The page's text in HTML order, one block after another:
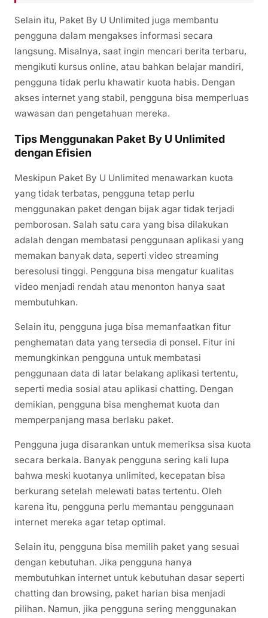
Selain itu, Paket By U Unlimited juga membantu
pengguna dalam mengakses informasi secara
langsung. Misalnya, saat ingin mencari berita terbaru,
mengikuti kursus online, atau bahkan belajar mandiri,
pengguna tidak perlu khawatir kuota habis. Dengan
akses internet yang stabil, pengguna bisa memperluas
wawasan dan pengetahuan mereka.
Tips Menggunakan Paket By U Unlimited
dengan Efisien
Meskipun Paket By U Unlimited menawarkan kuota
yang tidak terbatas, pengguna tetap perlu
menggunakan paket dengan bijak agar tidak terjadi
pemborosan. Salah satu cara yang bisa dilakukan
adalah dengan membatasi penggunaan aplikasi yang
memakan banyak data, seperti video streaming
beresolusi tinggi. Pengguna bisa mengatur kualitas
video menjadi rendah atau menonton hanya saat
membutuhkan.
Selain itu, pengguna juga bisa memanfaatkan fitur
penghematan data yang tersedia di ponsel. Fitur ini
memungkinkan pengguna untuk membatasi
penggunaan data di latar belakang aplikasi tertentu,
seperti media sosial atau aplikasi chatting. Dengan
demikian, pengguna bisa menghemat kuota dan
memperpanjang masa berlaku paket.
Pengguna juga disarankan untuk memeriksa sisa kuota
secara berkala. Banyak pengguna sering kali lupa
bahwa meski kuotanya unlimited, kecepatan bisa
berkurang setelah melewati batas tertentu. Oleh
karena itu, pengguna perlu memantau penggunaan
internet mereka agar tetap optimal.
Selain itu, pengguna bisa memilih paket yang sesuai
dengan kebutuhan. Jika pengguna hanya
membutuhkan internet untuk kebutuhan dasar seperti
chatting dan browsing, paket harian bisa menjadi
pilihan. Namun, jika pengguna sering menggunakan